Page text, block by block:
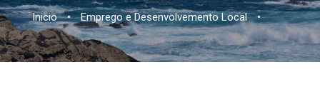
Inicio • Emprego e Desenvolvemento Local •